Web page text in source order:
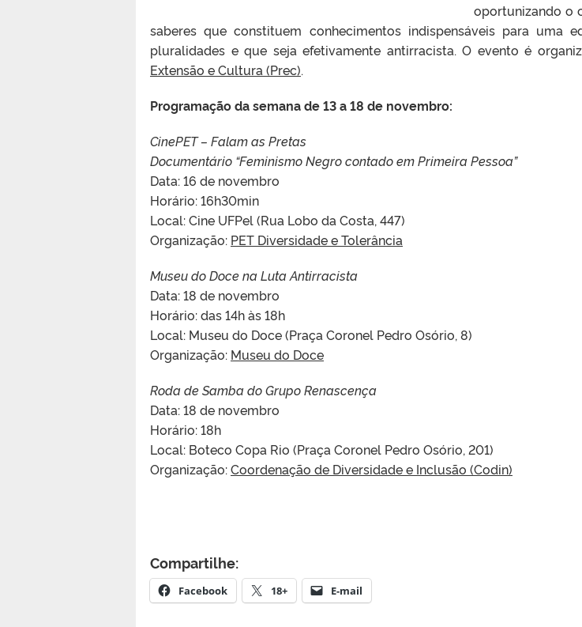
oportunizando o
saberes que constituem conhecimentos indispensáveis para uma
pluralidades e que seja efetivamente antirracista. O evento é
Extensão e Cultura (Prec).
Programação da semana de 13 a 18 de novembro:
CinePET – Falam as Pretas
Documentário “Feminismo Negro contado em Primeira Pessoa”
Data: 16 de novembro
Horário: 16h30min
Local: Cine UFPel (Rua Lobo da Costa, 447)
Organização: PET Diversidade e Tolerância
Museu do Doce na Luta Antirracista
Data: 18 de novembro
Horário: das 14h às 18h
Local: Museu do Doce (Praça Coronel Pedro Osório, 8)
Organização: Museu do Doce
Roda de Samba do Grupo Renascença
Data: 18 de novembro
Horário: 18h
Local: Boteco Copa Rio (Praça Coronel Pedro Osório, 201)
Organização:Coordenação de Diversidade e Inclusão (Codin)
Compartilhe:
Facebook 18+ E-mail